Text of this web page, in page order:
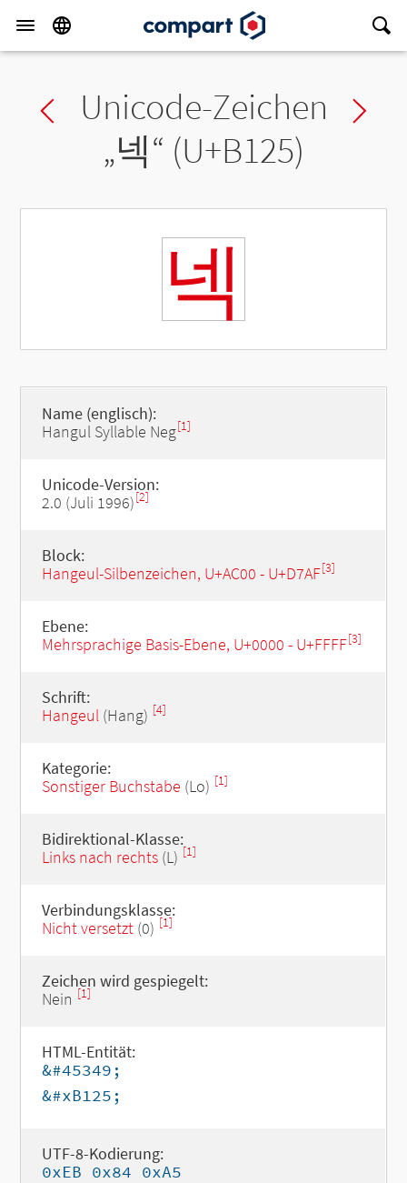
Previous char
Unicode-Zeichen
„넥“ (U+B125)
넥
Name (englisch):
Hangul Syllable Neg[1]
Unicode-Version:
2.0 (Juli 1996)[2]
Block:
Hangeul-Silbenzeichen, U+AC00 - U+D7AF[3]
Ebene:
Mehrsprachige Basis-Ebene, U+0000 - U+FFFF[3]
Schrift:
Hangeul(Hang) [4]
Kategorie:
Sonstiger Buchstabe (Lo) [1]
Bidirektional-Klasse:
Links nach rechts(L) [1]
Verbindungsklasse:
Nicht versetzt(0) [1]
Zeichen wird gespiegelt:
Nein [1]
HTML-Entität:
&#45349;
&#xB125;
UTF-8-Kodierung:
0xEB 0x84 0xA5